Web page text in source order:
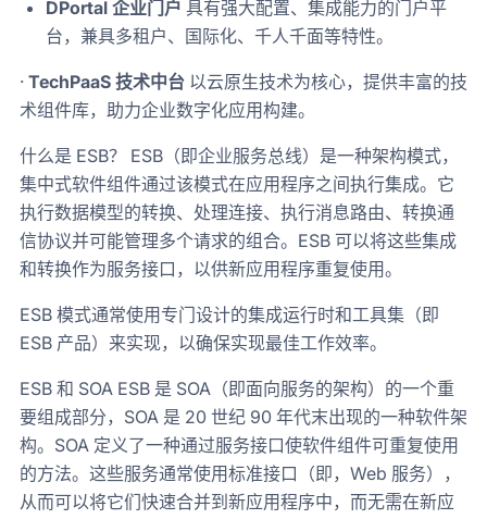
DPortal 企业门户 具有强大配置、集成能力的门户平
台，兼具多租户、国际化、千人千面等特性。
· TechPaaS 技术中台 以云原生技术为核心，提供丰富的技
术组件库，助力企业数字化应用构建。
什么是 ESB？ ESB（即企业服务总线）是一种架构模式，
集中式软件组件通过该模式在应用程序之间执行集成。它
执行数据模型的转换、处理连接、执行消息路由、转换通
信协议并可能管理多个请求的组合。ESB 可以将这些集成
和转换作为服务接口，以供新应用程序重复使用。
ESB 模式通常使用专门设计的集成运行时和工具集（即
ESB 产品）来实现，以确保实现最佳工作效率。
ESB 和 SOA ESB 是 SOA（即面向服务的架构）的一个重
要组成部分，SOA 是 20 世纪 90 年代末出现的一种软件架
构。SOA 定义了一种通过服务接口使软件组件可重复使用
的方法。这些服务通常使用标准接口（即，Web 服务），
从而可以将它们快速合并到新应用程序中，而无需在新应